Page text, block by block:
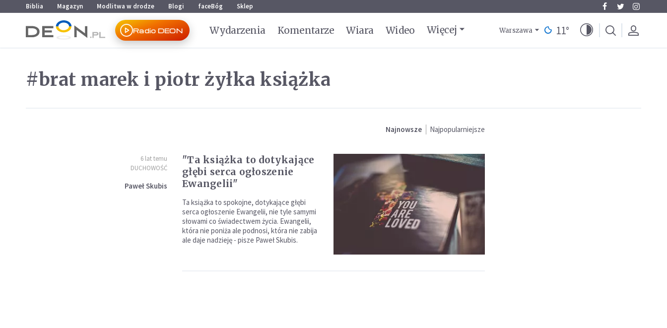
Przejdź do menu głównego
Przejdź do treści
Biblia Magazyn Modlitwa w drodze Blogi faceBóg Sklep
Radio DEON Wydarzenia Komentarze Wiara Wideo Więcej Warszawa 11°
#brat marek i piotr żyłka książka
Najnowsze Najpopularniejsze
6 lat temu
DUCHOWOŚĆ
Paweł Skubis
"Ta książka to dotykające
głębi serca ogłoszenie
Ewangelii"
Ta książka to spokojne, dotykające głębi
serca ogłoszenie Ewangelii, nie tyle samymi
słowami co świadectwem życia. Ewangelii,
która nie poniża ale podnosi, która nie zabija
ale daje nadzieję - pisze Paweł Skubis.